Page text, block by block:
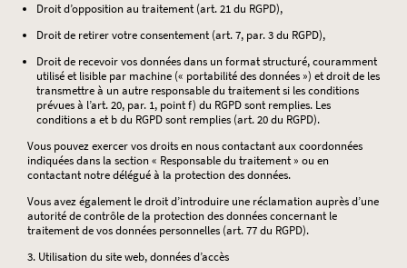
Droit d’opposition au traitement (art. 21 du RGPD),
Droit de retirer votre consentement (art. 7, par. 3 du RGPD),
Droit de recevoir vos données dans un format structuré, couramment
utilisé et lisible par machine (« portabilité des données ») et droit de les
transmettre à un autre responsable du traitement si les conditions
prévues à l’art. 20, par. 1, point f) du RGPD sont remplies. Les
conditions a et b du RGPD sont remplies (art. 20 du RGPD).
Vous pouvez exercer vos droits en nous contactant aux coordonnées
indiquées dans la section « Responsable du traitement » ou en
contactant notre délégué à la protection des données.
Vous avez également le droit d’introduire une réclamation auprès d’une
autorité de contrôle de la protection des données concernant le
traitement de vos données personnelles (art. 77 du RGPD).
3. Utilisation du site web, données d’accès